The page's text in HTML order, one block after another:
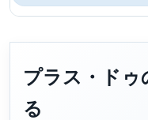
プラス・ドゥ
る